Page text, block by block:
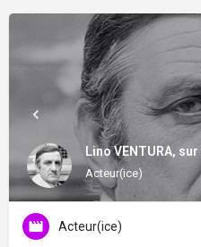
Lino VENTURA,
Acteur(ice)
Acteur(ice)